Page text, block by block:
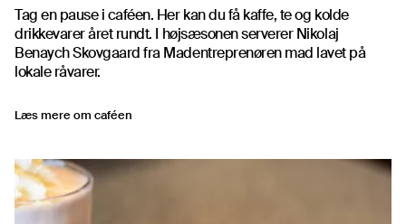
Tag en pause i caféen. Her kan du få kaffe, te og kolde
drikkevarer året rundt. I højsæsonen serverer Nikolaj
Benaych Skovgaard fra Madentreprenøren mad lavet på
lokale råvarer.
Læs mere om caféen